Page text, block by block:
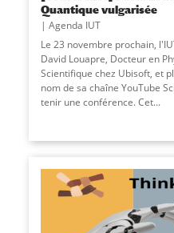
Quantique vulgarisée
Agenda IUT
Le 23 novembre prochain,
David Louapre, Docteur en
Scientifique chez Ubisoft, et
nom de sa chaîne YouTube
tenir une conférence. Cet...